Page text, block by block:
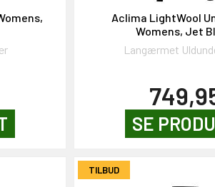
Aclima LightWool
Womens, Jet
Langærmet
SE
TILBUD